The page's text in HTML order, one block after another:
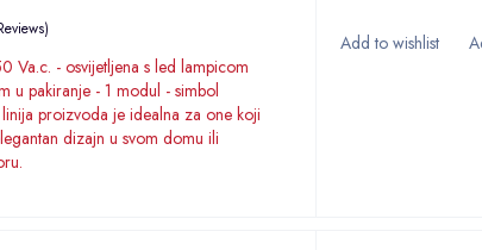
Va.c. - osvijetljena s led lampicom
u pakiranje - 1 modul - simbol
linija proizvoda je idealna za one koji
dizajn u svom domu ili